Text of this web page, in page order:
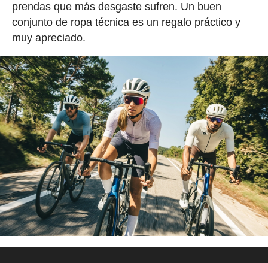
prendas que más desgaste sufren. Un buen
conjunto de ropa técnica es un regalo práctico y
muy apreciado.